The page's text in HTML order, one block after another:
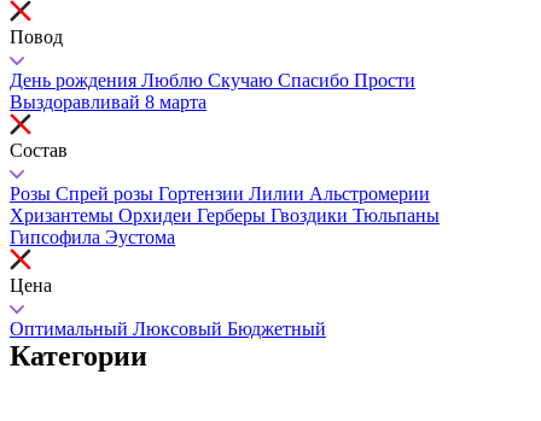
Повод
День рождения Люблю Скучаю Спасибо Прости
Выздоравливай 8 марта
Состав
Розы Спрей розы Гортензии Лилии Альстромерии
Хризантемы Орхидеи Герберы Гвоздики Тюльпаны
Гипсофила Эустома
Цена
Оптимальный Люксовый Бюджетный
Категории